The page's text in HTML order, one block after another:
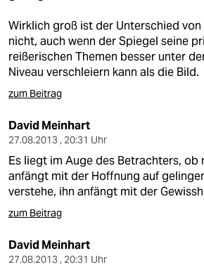
Wirklich groß ist der Unterschied
nicht, auch wenn der Spiegel seine
reißerischen Themen besser unter
Niveau verschleiern kann als die Bild.
zum Beitrag
David Meinhart
27.08.2013 , 20:31 Uhr
Es liegt im Auge des Betrachters, ob
anfängt mit der Hoffnung auf
verstehe, ihn anfängt mit der
zum Beitrag
David Meinhart
27.08.2013 , 20:31 Uhr